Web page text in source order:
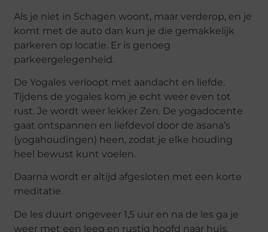
Als je niet in Schagen woont, maar verderop, en je
komt met de auto dan kun je die gemakkelijk
parkeren op locatie. Er is genoeg
parkeergelegenheid.
De Yogales verloopt met aandacht en liefde.
Tijdens de yogales kom je echt weer even tot
rust. Je wordt weer lekker Zen. De yogadocente
gaat ontspannen en liefdevol door de asana’s
(yogahoudingen) heen, zodat je elke houding
heel bewust kunt voelen.
Daarna wordt er altijd afgesloten met een korte
meditatie.
De les duurt ongeveer 1,5 uur en na de les ga je
weer met een leeg en rustig hoofd naar huis.